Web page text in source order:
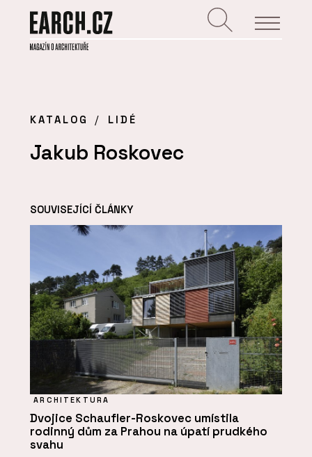
KATALOG LIDÉ
Jakub Roskovec
SOUVISEJÍCÍ ČLÁNKY
ARCHITEKTURA
Dvojice Schaufler-Roskovec umístila
rodinný dům za Prahou na úpatí prudkého
svahu